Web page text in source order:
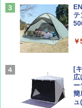
集
￥
新
テ
[
広
ー
簡